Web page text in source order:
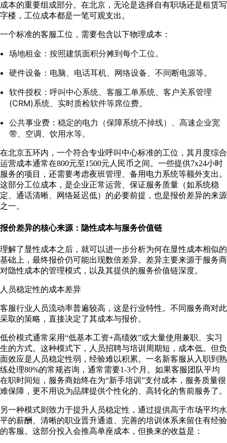
成本的重要组成部分。在北京，无论是选择自有职场还是租赁写
字楼，工位成本都是一笔可观支出。
一个标准的客服工位，需要包含以下物理成本：
场地租金：按照建筑面积分摊到每个工位。
硬件设备：电脑、电话耳机、网络设备、不间断电源等。
软件授权：呼叫中心系统、客服工单系统、客户关系管理
(CRM)系统、实时质检软件等席位费。
公共事业费：稳定的电力（保障系统不掉线）、高速企业宽
带、空调、饮用水等。
在北京五环内，一个符合专业呼叫中心标准的工位，其月度综合
运营成本通常在800元至1500元人民币之间。一些提供7x24小时
服务的项目，还需要考虑夜班管理、备用电力系统等额外支出。
这部分工位成本，是企业正常运营、保证服务质量（如系统稳
定、通话清晰、网络延迟低）的必要前提，也是报价差异的来源
之一。
报价差异的核心来源：隐性成本与服务价值链
理解了显性成本之后，就可以进一步分析为何在显性成本相似的
基础上，最终报价仍可能出现数倍差异。差异主要来源于服务商
对隐性成本的管理模式，以及其提供的服务价值链深度。
人员稳定性的成本差异
客服行业人员流动率普遍较高，这是行业特性。不同服务商对此
采取的策略，直接决定了其成本与报价。
低价模式通常采用“低基本工资+高绩效”或大量使用兼职、实习
生的方式。这种模式下，人员招聘与培训周期短，成本低。但负
面效应是人员稳定性弱，经验难以积累。一名新客服从入职到熟
练处理80%的常规咨询，通常需要1-3个月。如果客服团队平均
在职时间短，服务商始终在为“新手培训”支付成本，服务质量很
难保障，更不用说为品牌提供个性化的、高转化的售前服务了。
另一种模式则致力于提升人员稳定性，通过提供高于市场平均水
平的薪酬、清晰的职业晋升通道、完善的培训体系来留住有经验
的客服。这部分投入会推高单座成本，但换来的收益是：